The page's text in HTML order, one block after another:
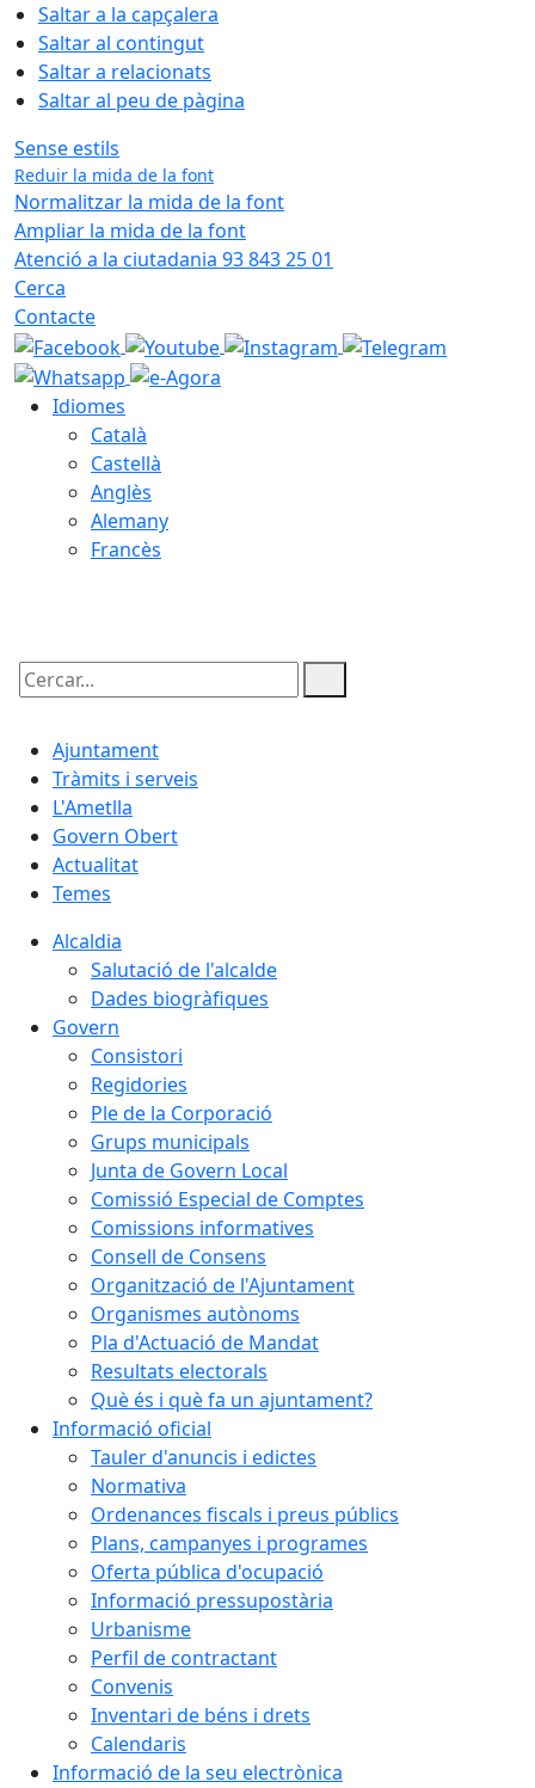
Saltar a la capçalera
Saltar al contingut
Saltar a relacionats
Saltar al peu de pàgina
Sense estils
Reduir la mida de la font
Normalitzar la mida de la font
Ampliar la mida de la font
Atenció a la ciutadania 93 843 25 01
Cerca
Contacte
Idiomes
Català
Castellà
Anglès
Alemany
Francès
Cercar:
Ajuntament
Tràmits i serveis
L'Ametlla
Govern Obert
Actualitat
Temes
Alcaldia
Salutació de l'alcalde
Dades biogràfiques
Govern
Consistori
Regidories
Ple de la Corporació
Grups municipals
Junta de Govern Local
Comissió Especial de Comptes
Comissions informatives
Consell de Consens
Organització de l'Ajuntament
Organismes autònoms
Pla d'Actuació de Mandat
Resultats electorals
Què és i què fa un ajuntament?
Informació oficial
Tauler d'anuncis i edictes
Normativa
Ordenances fiscals i preus públics
Plans, campanyes i programes
Oferta pública d'ocupació
Informació pressupostària
Urbanisme
Perfil de contractant
Convenis
Inventari de béns i drets
Calendaris
Informació de la seu electrònica